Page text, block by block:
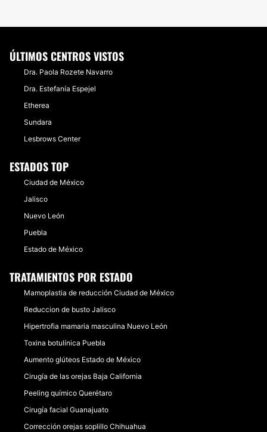
ÚLTIMOS CENTROS VISTOS
Dra. Paola Rozete Navarro
Dra. Estefanía Espejel
Etherea
Sundara
Lesbrows Center
ESTADOS TOP
Ciudad de México
Jalisco
Nuevo León
Puebla
Estado de México
TRATAMIENTOS POR ESTADO
Mamoplastia de reducción Ciudad de México
Reduccion de busto Jalisco
Hipertrofia mamaria masculina Nuevo León
Toxina botulínica Puebla
Aumento glúteos Estado de México
Cirugía de las orejas Baja California
Peeling químico Querétaro
Cirugía facial Guanajuato
Corrección orejas soplillo Chihuahua